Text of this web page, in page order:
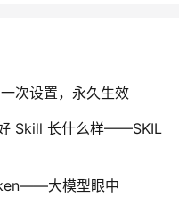
次设置，永久生效
Skill 长什么样——SKIL
大模型眼中